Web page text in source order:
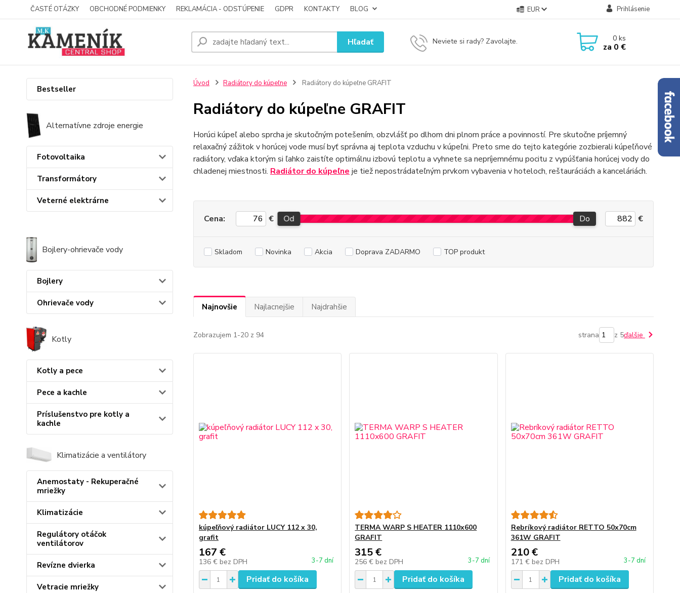
ČASTÉ OTÁZKY OBCHODNÉ PODMIENKY REKLAMÁCIA - ODSTÚPENIE GDPR KONTAKTY BLOG EUR Prihlásenie
Hľadať Neviete si rady? Zavolajte. 0ks
za 0 €
Bestseller
Alternatívne zdroje energie
Fotovoltaika
Transformátory
Veterné elektrárne
Bojlery-ohrievače vody
Bojlery
Ohrievače vody
Kotly
Kotly a pece
Pece a kachle
Príslušenstvo pre kotly a
kachle
Klimatizácie a ventilátory
Anemostaty - Rekuperačné
mriežky
Klimatizácie
Regulátory otáčok
ventilátorov
Revízne dvierka
Vetracie mriežky
Úvod Radiátory do kúpeľne Radiátory do kúpeľne GRAFIT
Radiátory do kúpeľne GRAFIT
Horúci kúpeľ alebo sprcha je skutočným potešením, obzvlášť po dlhom dni plnom práce a povinností. Pre skutočne príjemný
relaxačný zážitok v horúcej vode musí byť správna aj teplota vzduchu v kúpeľni. Preto sme do tejto kategórie zozbierali kúpeľňové
radiátory, vďaka ktorým si ľahko zaistíte optimálnu izbovú teplotu a vyhnete sa nepríjemnému pocitu z vypúšťania horúcej vody do
chladenej miestnosti. Radiátor do kúpeľne je tiež nepostrádateľným prvkom vybavenia v hoteloch, reštauráciách a kanceláriách.
Cena: € Od Do €
Skladom Novinka Akcia Doprava ZADARMO TOP produkt
Najnovšie Najlacnejšie Najdrahšie
Zobrazujem 1-20 z 94 strana z 5ďalšie
kúpeľňový radiátor LUCY 112 x 30,
grafit
167 €
136 € bez DPH 3-7 dní
Pridať do košíka
TERMA WARP S HEATER 1110x600
GRAFIT
315 €
256 € bez DPH 3-7 dní
Pridať do košíka
Rebríkový radiátor RETTO 50x70cm
361W GRAFIT
210 €
171 € bez DPH 3-7 dní
Pridať do košíka